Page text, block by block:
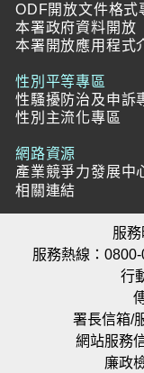
ODF開放文件格式
本署政府資料開放
本署開放應用程式
性別平等專區
性騷擾防治及申訴
性別主流化專區
網路資源
產業競爭力發展中
相關連結
服
服務熱線：
行
署長信箱/
網站服務
廉政